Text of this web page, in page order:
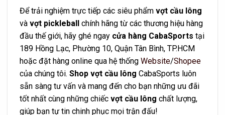
Để trải nghiệm trực tiếp các siêu phẩm vợt cầu lông
và vợt pickleball chính hãng từ các thương hiệu hàng
đầu thế giới, hãy ghé ngay cửa hàng CabaSports tại
189 Hồng Lạc, Phường 10, Quận Tân Bình, TP.HCM
hoặc đặt hàng online qua hệ thống Website/Shopee
của chúng tôi. Shop vợt cầu lông CabaSports luôn
sẵn sàng tư vấn và mang đến cho bạn những ưu đãi
tốt nhất cùng những chiếc vợt cầu lông chất lượng,
giúp bạn tự tin chinh phục mọi trận đấu!